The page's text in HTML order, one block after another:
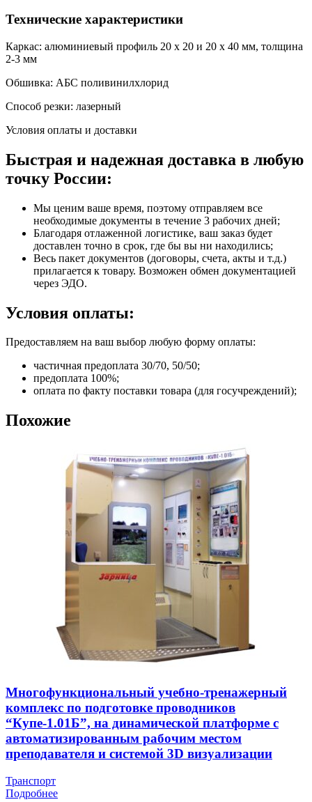
Технические характеристики
Каркас: алюминиевый профиль 20 х 20 и 20 х 40 мм, толщина
2-3 мм
Обшивка: АБС поливинилхлорид
Способ резки: лазерный
Условия оплаты и доставки
Быстрая и надежная доставка в любую
точку России:
Мы ценим ваше время, поэтому отправляем все
необходимые документы в течение 3 рабочих дней;
Благодаря отлаженной логистике, ваш заказ будет
доставлен точно в срок, где бы вы ни находились;
Весь пакет документов (договоры, счета, акты и т.д.)
прилагается к товару. Возможен обмен документацией
через ЭДО.
Условия оплаты:
Предоставляем на ваш выбор любую форму оплаты:
частичная предоплата 30/70, 50/50;
предоплата 100%;
оплата по факту поставки товара (для госучреждений);
Похожие
Многофункциональный учебно-тренажерный
комплекс по подготовке проводников
“Купе-1.01Б”, на динамической платформе с
автоматизированным рабочим местом
преподавателя и системой 3D визуализации
Транспорт
Подробнее